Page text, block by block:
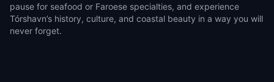
pause for seafood or Faroese specialties, and experience
Tórshavn’s history, culture, and coastal beauty in a way you will
never forget.